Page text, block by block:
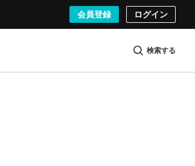
会員登録 ログイン
検索する